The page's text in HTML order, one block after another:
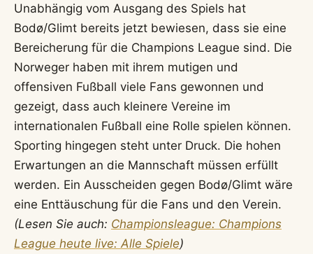
Unabhängig vom Ausgang des Spiels hat
Bodø/Glimt bereits jetzt bewiesen, dass sie eine
Bereicherung für die Champions League sind. Die
Norweger haben mit ihrem mutigen und
offensiven Fußball viele Fans gewonnen und
gezeigt, dass auch kleinere Vereine im
internationalen Fußball eine Rolle spielen können.
Sporting hingegen steht unter Druck. Die hohen
Erwartungen an die Mannschaft müssen erfüllt
werden. Ein Ausscheiden gegen Bodø/Glimt wäre
eine Enttäuschung für die Fans und den Verein.
(Lesen Sie auch: Championsleague: Champions
League heute live: Alle Spiele)